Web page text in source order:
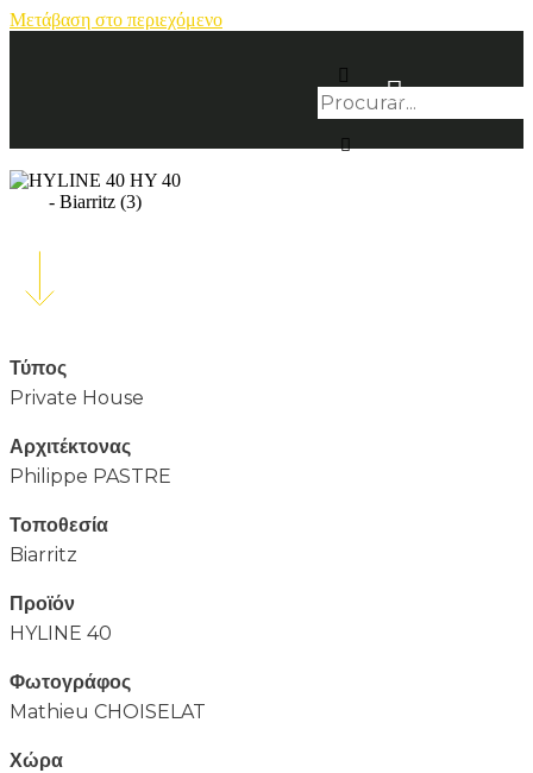
Μετάβαση στο περιεχόμενο
Τύπος
Private House
Αρχιτέκτονας
Philippe PASTRE
Τοποθεσία
Biarritz
Προϊόν
HYLINE 40
Φωτογράφος
Mathieu CHOISELAT
Χώρα